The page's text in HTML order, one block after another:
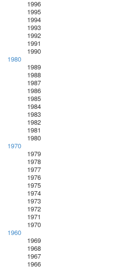
1996
1995
1994
1993
1992
1991
1990
1980
1989
1988
1987
1986
1985
1984
1983
1982
1981
1980
1970
1979
1978
1977
1976
1975
1974
1973
1972
1971
1970
1960
1969
1968
1967
1966